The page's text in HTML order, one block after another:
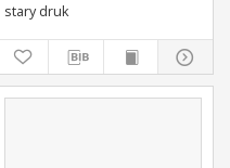
stary druk